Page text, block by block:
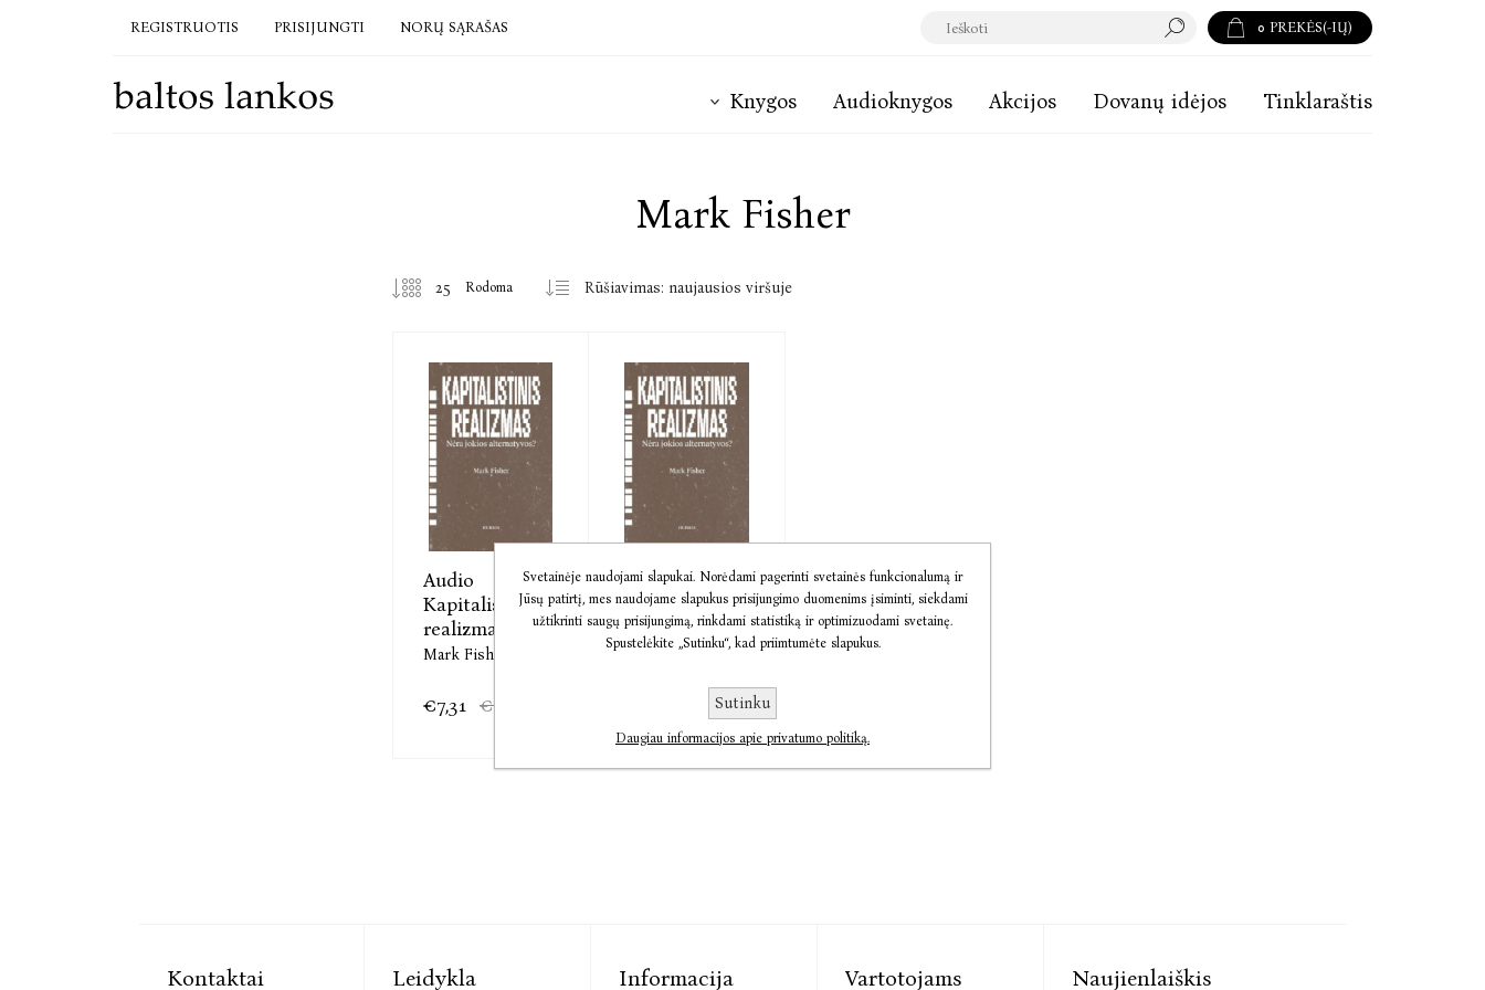
REGISTRUOTIS PRISIJUNGTI NORŲ SĄRAŠAS 0 PREKĖS(-IŲ)
Knygos Audioknygos Akcijos Dovanų idėjos Tinklaraštis
Mark Fisher
Rodoma
Audio
Kapitalistinis
realizmas.
Mark Fisher
€7,31 €9,14
El. knyga
Kapitalistinis ...
Mark Fisher
€12,04
Kontaktai Leidykla Informacija Vartotojams Naujienlaiškis
Svetainėje naudojami slapukai. Norėdami pagerinti svetainės funkcionalumą ir
Jūsų patirtį, mes naudojame slapukus prisijungimo duomenims įsiminti, siekdami
užtikrinti saugų prisijungimą, rinkdami statistiką ir optimizuodami svetainę.
Spustelėkite „Sutinku“, kad priimtumėte slapukus.
Sutinku
Daugiau informacijos apie privatumo politiką.